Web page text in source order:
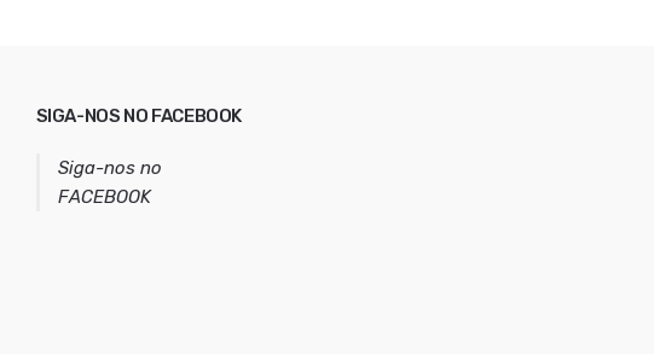
SIGA-NOS NO FACEBOOK
Siga-nos no
FACEBOOK